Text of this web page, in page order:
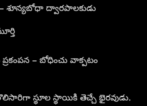
శూన్యబోధా ద్వారపాలకుడు
– బోధించు వాక్పటం
స్థూల స్థాయికి తెచ్చే భైరవుడు.